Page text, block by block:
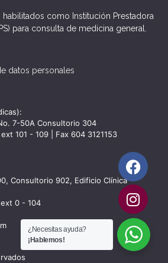
como Institución Prestadora
para consulta de medicina general.
datos personales
7-50A Consultorio 304
101 - 109 | Fax 604 3121153
Consultorio 902, Edificio Clínica
0 - 104
¿Necesitas ayuda?
¡Hablemos!